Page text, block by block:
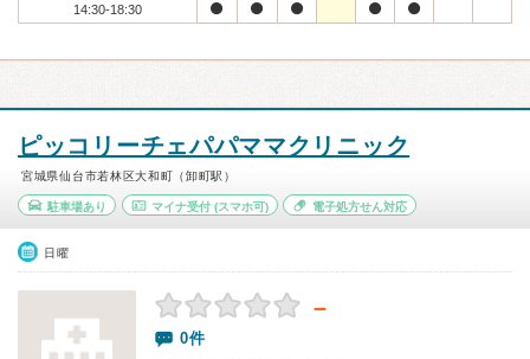
14:30-18:30
ピッコリーチェパパママクリニック
宮城県仙台市若林区大和町（卸町駅）
駐車場あり マイナ受付(スマホ可) 電子処方せん対応
日曜
－
0件